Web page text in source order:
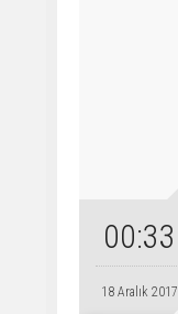
00:33
18 Aralık 2017